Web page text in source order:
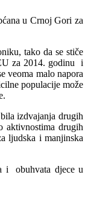
u Crnoj Gori za
tako da se stiče
za 2014. godinu i
veoma malo napora
populacije može
izdvajanja drugih
aktivnostima drugih
ljudska i manjinska
i obuhvata djece u